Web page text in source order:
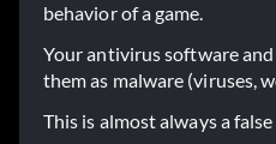
behavior of a game.
Your antivirus software
them as malware (viruses,
This is almost always a